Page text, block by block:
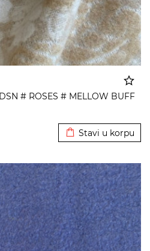
# ROSES # MELLOW BUFF
Stavi u korpu